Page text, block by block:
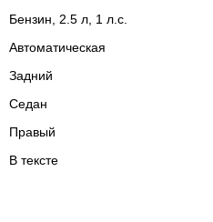
Бензин, 2.5 л, 1 л.с.
Автоматическая
Задний
Седан
Правый
в тексте